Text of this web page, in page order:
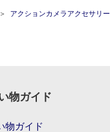
アクションカメラアクセサリー
物ガイド
物ガイド